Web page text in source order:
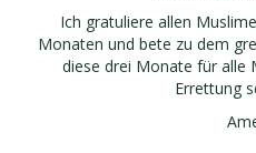
Ich gratuliere allen
Monaten und bete zu dem
diese drei Monate für alle
Errettung